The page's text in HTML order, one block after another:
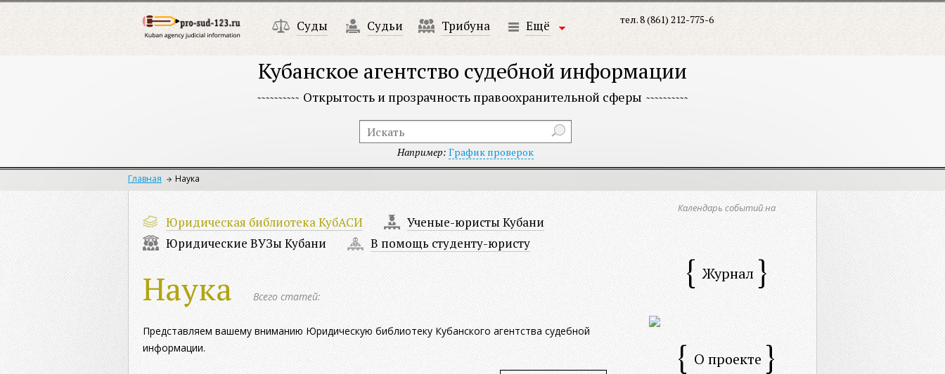
Суды Судьи Трибуна Ещё тел. 8 (861) 212-775-6
Кубанское агентство судебной информации
Открытость и прозрачность правоохранительной сферы
Например: График проверок
Главная Наука
Юридическая библиотека КубАСИ
Ученые-юристы Кубани
Юридические ВУЗы Кубани
В помощь студенту-юристу
Наука Всего статей:
Представляем вашему вниманию Юридическую библиотеку Кубанского агентства судебной
информации.
Календарь событий на
Журнал
О проекте